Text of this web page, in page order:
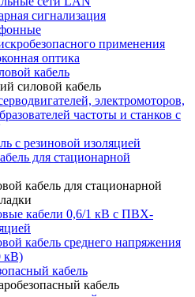
сигнализация
применения
оптика
кабель
силовой кабель
электромоторов,
частоты и станков с
с резиновой изоляцией
для стационарной
кабель для стационарной
кабели 0,6/1 кВ с ПВХ-
кабель среднего напряжения
кВ)
кабель
кабель